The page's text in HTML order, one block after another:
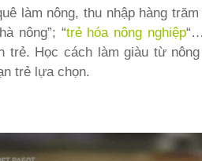
làm nông, thu nhập hàng trăm
nông”; “trẻ hóa nông nghiệp
Học cách làm giàu từ nông
trẻ lựa chọn.